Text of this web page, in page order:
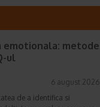
metode
ul
6 august 2026
de a identifica si